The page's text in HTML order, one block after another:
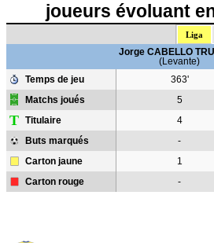
joueurs évoluant
Liga
Jorge CABELLO
(Levante)
Temps de jeu
363'
Matchs joués 5
T Titulaire 4
Buts marqués -
Carton jaune 1
Carton rouge -